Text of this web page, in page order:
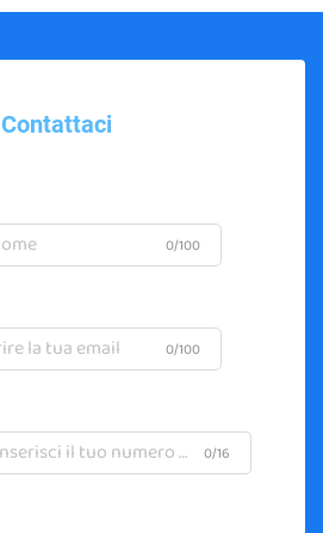
Contattaci
0/100
0/100
0/16